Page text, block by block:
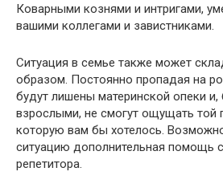
Коварными кознями и интригами,
вашими коллегами и завистниками.
Ситуация в семье также может
образом. Постоянно пропадая на
будут лишены материнской опеки и,
взрослыми, не смогут ощущать той
которую вам бы хотелось.
ситуацию дополнительная помощь
репетитора.